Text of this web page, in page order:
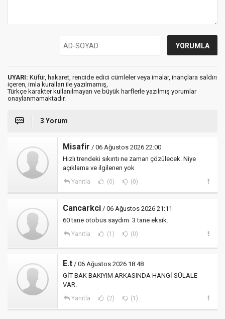
UYARI: Küfür, hakaret, rencide edici cümleler veya imalar, inançlara saldırı
içeren, imla kuralları ile yazılmamış,
Türkçe karakter kullanılmayan ve büyük harflerle yazılmış yorumlar
onaylanmamaktadır.
3 Yorum
Misafir / 06 Ağustos 2026 22:00
Hızlı trendeki sıkıntı ne zaman çözülecek. Niye
açıklama ve ilgilenen yok
Yanıtla (0) (0)
Cancarkci / 06 Ağustos 2026 21:11
60 tane otobüs saydım. 3 tane eksik.
Yanıtla (1) (0)
E.t / 06 Ağustos 2026 18:48
GİT BAK BAKIYIM ARKASINDA HANGİ SÜLALE
VAR.
Yanıtla (2) (1)